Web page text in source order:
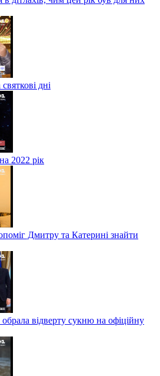
дні
2022 рік
Дмитру та Катерині знайти
відверту сукню на офіційну